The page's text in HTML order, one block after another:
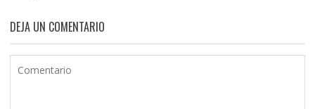
DEJA UN COMENTARIO